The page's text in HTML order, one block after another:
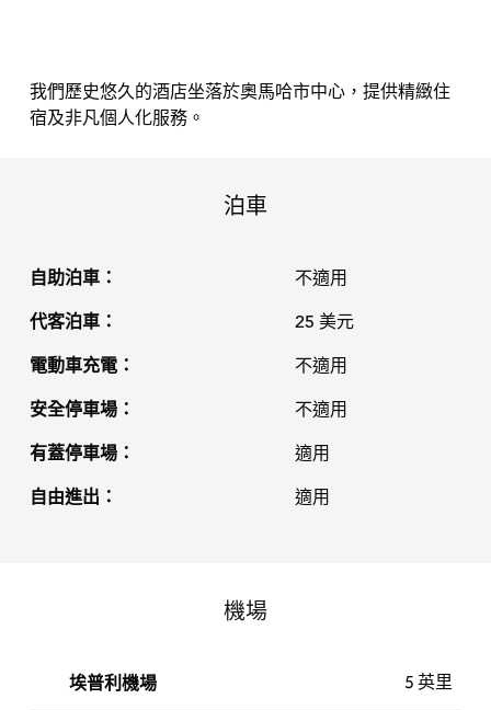
我們歷史悠久的酒店坐落於奧馬哈市中心，提供精緻住
宿及非凡個人化服務。
泊車
自助泊車： 不適用
代客泊車： 25 美元
電動車充電： 不適用
安全停車場： 不適用
有蓋停車場： 適用
自由進出： 適用
機場
埃普利機場 5 英里